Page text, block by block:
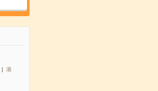
港